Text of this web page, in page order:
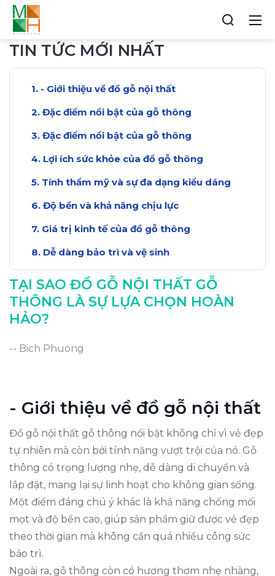
TIN TỨC MỚI NHẤT
- Giới thiệu về đồ gỗ nội thất
Đặc điểm nổi bật của gỗ thông
Đặc điểm nổi bật của gỗ thông
Lợi ích sức khỏe của đồ gỗ thông
Tính thẩm mỹ và sự đa dạng kiểu dáng
Độ bền và khả năng chịu lực
Giá trị kinh tế của đồ gỗ thông
Dễ dàng bảo trì và vệ sinh
So sánh với các loại gỗ khác
So sánh với các loại gỗ khác
Lời khuyên khi chọn đồ gỗ thông
Kết luận: Tại sao nên chọn gỗ thông?
TẠI SAO ĐỒ GỖ NỘI THẤT GỖ
THÔNG LÀ SỰ LỰA CHỌN HOÀN
HẢO?
-- Bich Phuong
- Giới thiệu về đồ gỗ nội thất
Đồ gỗ nội thất gỗ thông nổi bật không chỉ vì vẻ đẹp
tự nhiên mà còn bởi tính năng vượt trội của nó. Gỗ
thông có trọng lượng nhẹ, dễ dàng di chuyển và
lắp đặt, mang lại sự linh hoạt cho không gian sống.
Một điểm đáng chú ý khác là khả năng chống mối
mọt và độ bền cao, giúp sản phẩm giữ được vẻ đẹp
theo thời gian mà không cần quá nhiều công sức
bảo trì.
Ngoài ra, gỗ thông còn có hương thơm nhẹ nhàng,